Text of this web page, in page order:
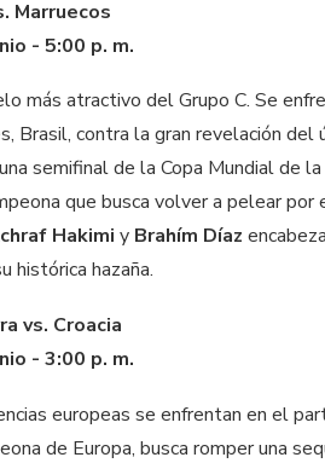
Marruecos
- 5:00 p. m.
más atractivo del Grupo C. Se
Brasil, contra la gran revelación
semifinal de la Copa Mundial de
que busca volver a pelear
Hakimi y Brahím Díaz
histórica hazaña.
vs. Croacia
- 3:00 p. m.
europeas se enfrentan en el
de Europa, busca romper una